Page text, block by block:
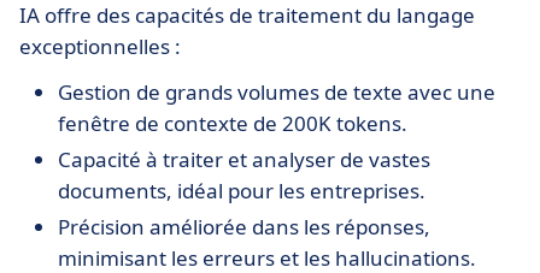
IA offre des capacités de traitement du langage
exceptionnelles :
Gestion de grands volumes de texte avec une
fenêtre de contexte de 200K tokens.
Capacité à traiter et analyser de vastes
documents, idéal pour les entreprises.
Précision améliorée dans les réponses,
minimisant les erreurs et les hallucinations.